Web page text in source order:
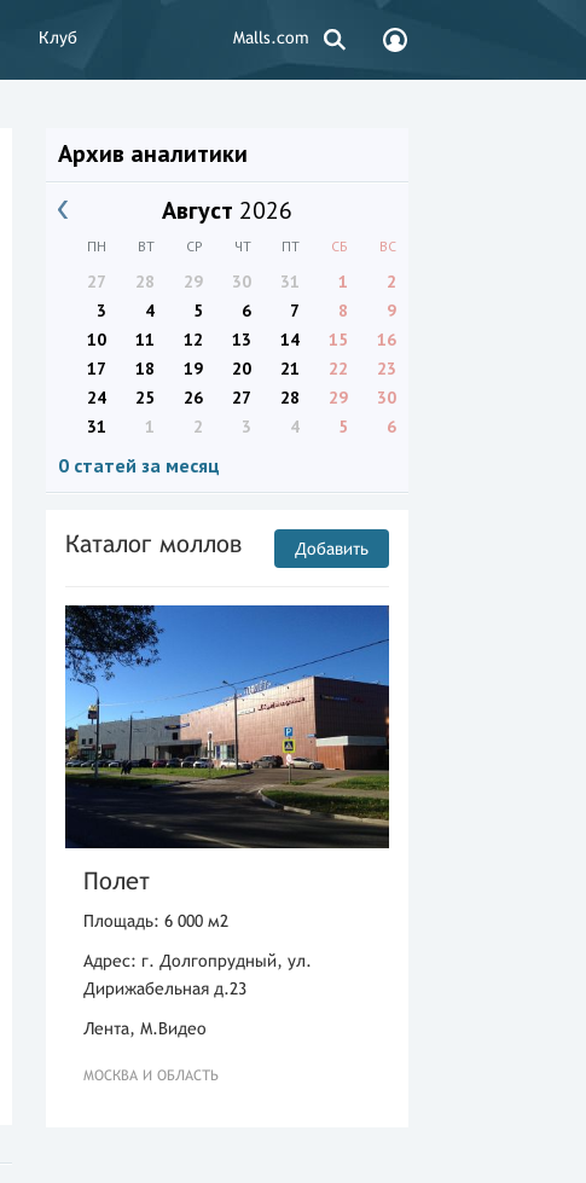
Клуб Malls.com
Архив аналитики
Август 2026
ПН ВТ СР ЧТ ПТ СБ ВС
27 28 29 30 31 1
2
3
4 5 6 7 8
9
10
11 12 13 14 15
16
17
18 19 20 21 22
23
24
25 26 27 28 29
30
31
1 2 3 4 5 6
0 статей за месяц
Каталог моллов Добавить
Полет
Площадь: 6 000 м2
Адрес: г. Долгопрудный, ул.
Дирижабельная д.23
Лента, М.Видео
МОСКВА И ОБЛАСТЬ